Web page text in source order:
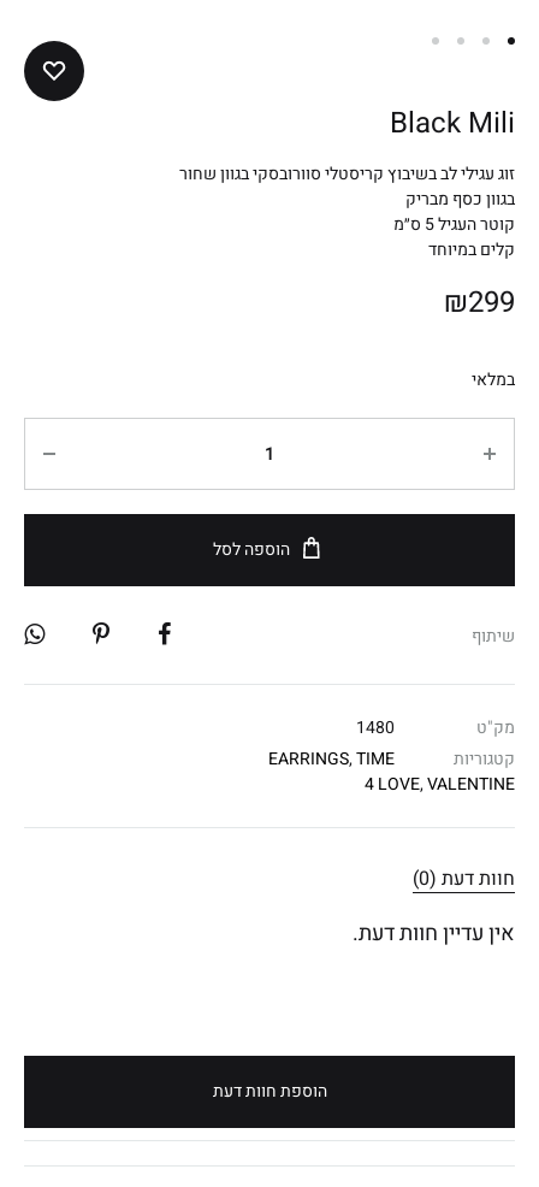
Black Mili
זוג עגילי לב בשיבוץ קריסטלי סוורובסקי בגוון שחור
בגוון כסף מבריק
קוטר העגיל 5 ס״מ
קלים במיוחד
₪299
במלאי
הוספה לסל
שיתוף
מק"ט
1480
קטגוריות
EARRINGS,TIME
4 LOVE,VALENTINE
חוות דעת (0)
אין עדיין חוות דעת.
הוספת חוות דעת